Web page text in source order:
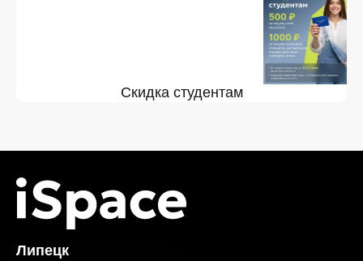
Скидка студентам
Липецк